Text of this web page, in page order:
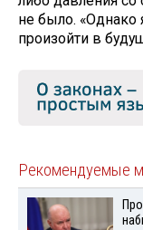
не было.
произойти в
Рекомендуемые